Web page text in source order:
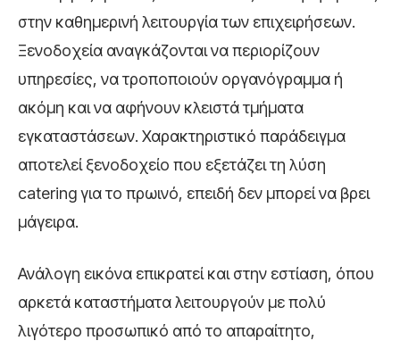
στην καθημερινή λειτουργία των επιχειρήσεων.
Ξενοδοχεία αναγκάζονται να περιορίζουν
υπηρεσίες, να τροποποιούν οργανόγραμμα ή
ακόμη και να αφήνουν κλειστά τμήματα
εγκαταστάσεων. Χαρακτηριστικό παράδειγμα
αποτελεί ξενοδοχείο που εξετάζει τη λύση
catering για το πρωινό, επειδή δεν μπορεί να βρει
μάγειρα.
Ανάλογη εικόνα επικρατεί και στην εστίαση, όπου
αρκετά καταστήματα λειτουργούν με πολύ
λιγότερο προσωπικό από το απαραίτητο,